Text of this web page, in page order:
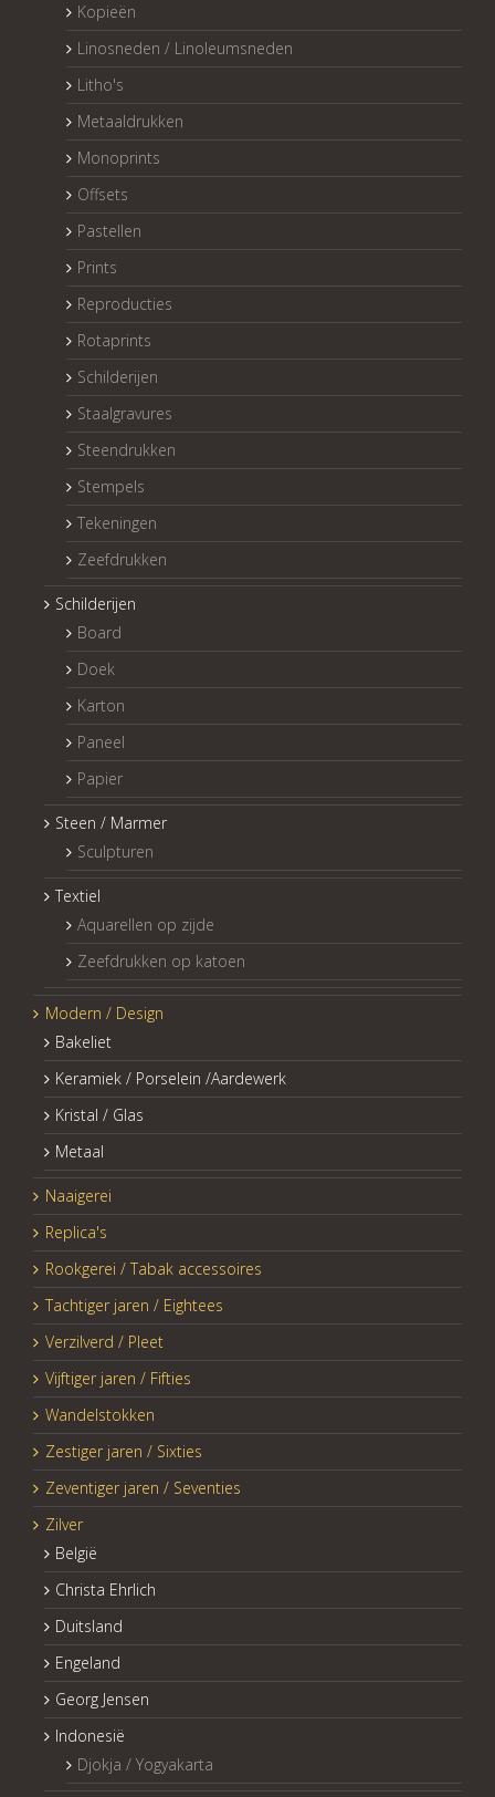
Kopieën
Linosneden / Linoleumsneden
Litho's
Metaaldrukken
Monoprints
Offsets
Pastellen
Prints
Reproducties
Rotaprints
Schilderijen
Staalgravures
Steendrukken
Stempels
Tekeningen
Zeefdrukken
Schilderijen
Board
Doek
Karton
Paneel
Papier
Steen / Marmer
Sculpturen
Textiel
Aquarellen op zijde
Zeefdrukken op katoen
Modern / Design
Bakeliet
Keramiek / Porselein /Aardewerk
Kristal / Glas
Metaal
Naaigerei
Replica's
Rookgerei / Tabak accessoires
Tachtiger jaren / Eightees
Verzilverd / Pleet
Vijftiger jaren / Fifties
Wandelstokken
Zestiger jaren / Sixties
Zeventiger jaren / Seventies
Zilver
België
Christa Ehrlich
Duitsland
Engeland
Georg Jensen
Indonesië
Djokja / Yogyakarta